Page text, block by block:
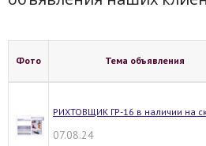
Фото Тема объявления
РИХТОВЩИК ГР-16 в наличии на
07.08.24